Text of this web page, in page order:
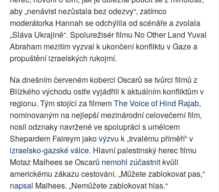
aby „nenávist nezůstala bez odezvy“, zatímco
moderátorka Hannah se odchýlila od scénáře a zvolala
„Sláva Ukrajině“. Spolurežisér filmu No Other Land Yuval
Abraham mezitím vyzval k ukončení konfliktu v Gaze a
propuštění izraelských rukojmí.
Na dnešním červeném koberci Oscarů se tvůrci filmů z
Blízkého východu ostře vyjádřili k aktuálním konfliktům v
regionu. Tým stojící za filmemThe Voice of Hind Rajab,
nominovaným na nejlepší mezinárodní celovečerní film,
nosil odznaky navržené ve spolupráci s umělcem
Shepardem Faireym jakovýzvu k „trvalému příměří“ v
izraelsko-gazské válce. Hlavní palestinský herec filmu
Motaz Malhees se Oscarů nemohl zúčastnit kvůli
americkému zákazu cestování. „Můžete zablokovat pas,“
napsal Malhees. „Nemůžete zablokovat hlas.“